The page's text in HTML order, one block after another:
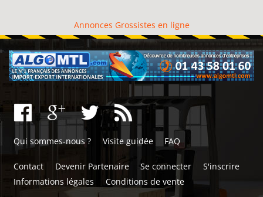
Annonces Grossistes en ligne
Qui sommes-nous ? Visite guidée FAQ
Contact Devenir Partenaire Se connecter
S'inscrire
Informations légales
Conditions de vente